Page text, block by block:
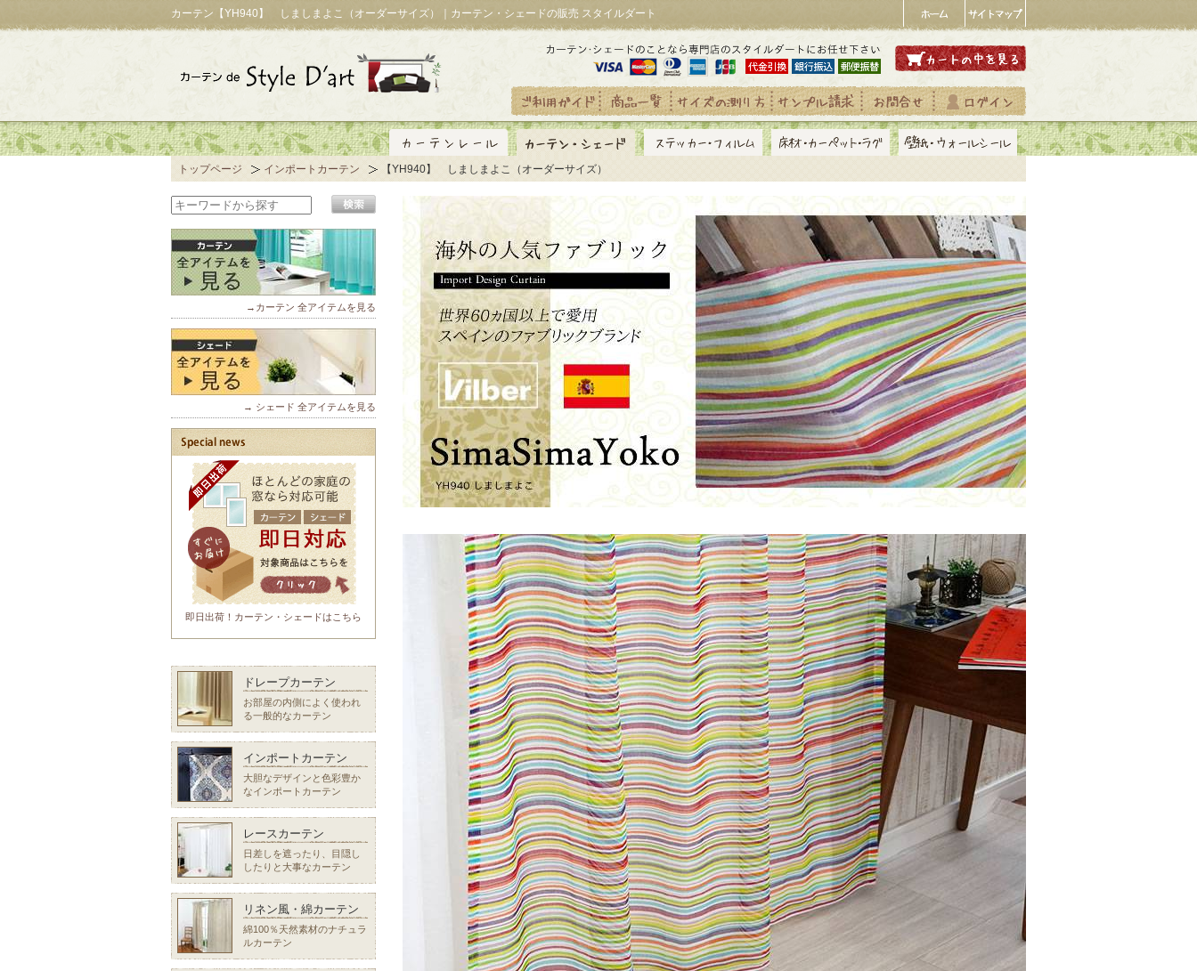
カーテン【YH940】 しましまよこ（オーダーサイズ）｜カーテン・シェードの販売 スタイルダート
トップページ インポートカーテン 【YH940】 しましまよこ（オーダーサイズ）
→カーテン 全アイテムを見る
→ シェード 全アイテムを見る
即日出荷！カーテン・シェードはこちら
ドレープカーテン
お部屋の内側によく使われ
る一般的なカーテン
インポートカーテン
大胆なデザインと色彩豊か
なインポートカーテン
レースカーテン
日差しを遮ったり、目隠し
したりと大事なカーテン
リネン風・綿カーテン
綿100％天然素材のナチュラ
ルカーテン